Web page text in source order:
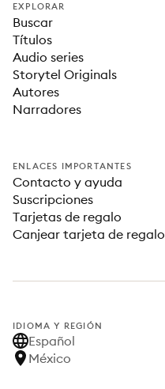
EXPLORAR
Buscar
Títulos
Audio series
Storytel Originals
Autores
Narradores
ENLACES IMPORTANTES
Contacto y ayuda
Suscripciones
Tarjetas de regalo
Canjear tarjeta de regalo
IDIOMA Y REGIÓN
Español
México